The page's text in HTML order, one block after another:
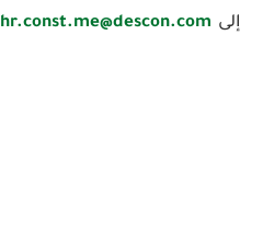
إلى hr.const.me@descon.com